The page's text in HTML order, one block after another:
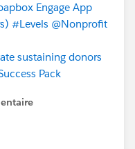
Engage App
#Levels @Nonprofit
sustaining donors
Pack